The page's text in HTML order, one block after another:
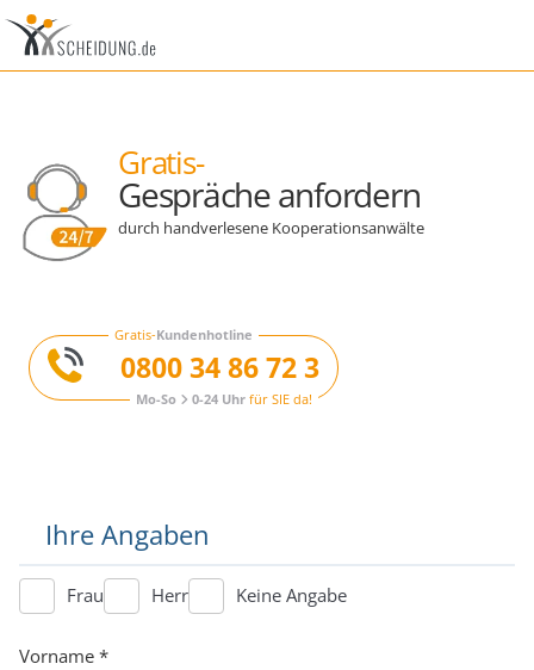
Gratis-
Gespräche anfordern
durch handverlesene Kooperationsanwälte
Gratis-Kundenhotline
0800 34 86 72 3
Mo-So 0-24 Uhrfür SIE da!
Ihre Angaben
Frau Herr Keine Angabe
Vorname *